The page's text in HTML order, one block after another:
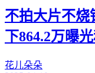
不拍大片不
下864.2万曝
花儿朵朵